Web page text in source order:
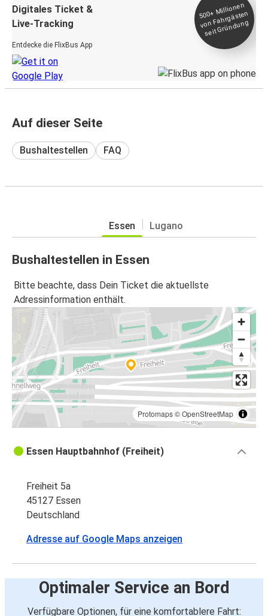
Digitales Ticket &
Live-Tracking
Entdecke die FlixBus App
500+
Millionen
von Fahrgästen
seit
Gründung
Auf dieser Seite
Bushaltestellen FAQ
Essen Lugano
Bushaltestellen in Essen
Bitte beachte, dass Dein Ticket die aktuellste
Adressinformation enthält.
Protomaps©OpenStreetMap
Essen Hauptbahnhof (Freiheit)
Freiheit 5a
45127 Essen
Deutschland
Adresse auf Google Maps anzeigen
Optimaler Service an Bord
Verfügbare Optionen, für eine komfortablere Fahrt: